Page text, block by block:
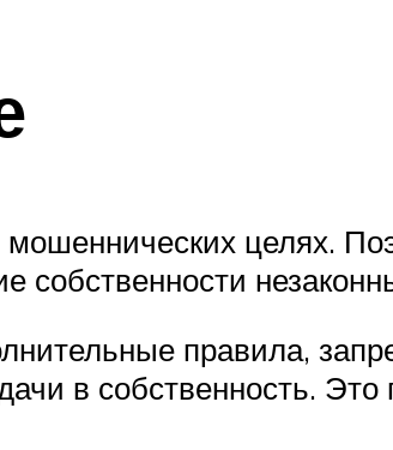
целях.
собственности
правила,
в собственность. Это